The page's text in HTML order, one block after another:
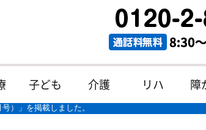
子ども 介護 リハ 障
）」を掲載しました。